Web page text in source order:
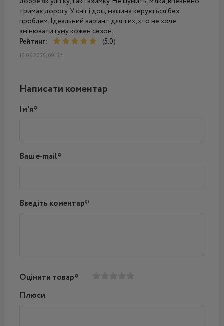
тримає дорогу. У сніг і дощ машина керується без
проблем. Ідеальний варіант для тих, хто не хоче
змінювати гуму кожен сезон.
Рейтинг:
(5.0)
18.06.2025, 09:32
Написати коментар
Ім'я*
Ваш e-mail*
Введіть коментар*
Оцінити товар*
Плюси